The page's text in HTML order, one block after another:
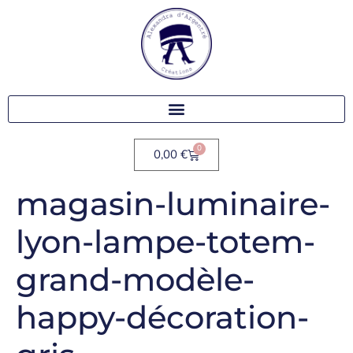
0,00 € 0
magasin-luminaire-
lyon-lampe-totem-
grand-modèle-
happy-décoration-